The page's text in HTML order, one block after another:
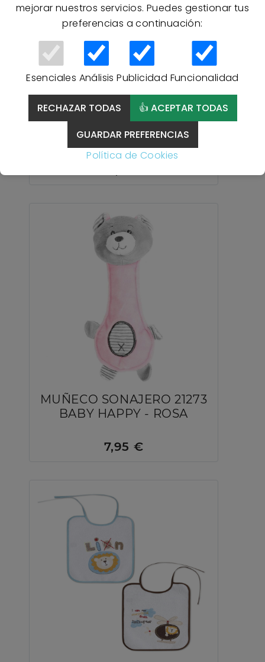
mejorar nuestros servicios. Puedes gestionar tus
preferencias a continuación:
Esenciales Análisis Publicidad Funcionalidad
RECHAZAR TODAS
👍 ACEPTAR TODAS
GUARDAR PREFERENCIAS
Política de Cookies
Saco Universal Silla de
Paseo Interbaby 10024
Beige – Impermeable,
Transpirable y Cómodo -
BEIGE
MUÑECO SONAJERO 21273
BABY HAPPY - ROSA
7,95 €